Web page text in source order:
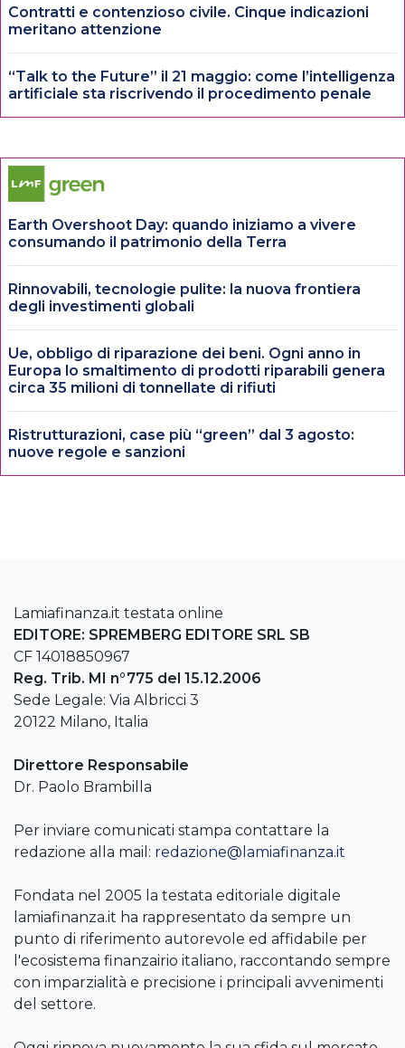
Contratti e contenzioso civile. Cinque indicazioni
meritano attenzione
“Talk to the Future” il 21 maggio: come l’intelligenza
artificiale sta riscrivendo il procedimento penale
Earth Overshoot Day: quando iniziamo a vivere
consumando il patrimonio della Terra
Rinnovabili, tecnologie pulite: la nuova frontiera
degli investimenti globali
Ue, obbligo di riparazione dei beni. Ogni anno in
Europa lo smaltimento di prodotti riparabili genera
circa 35 milioni di tonnellate di rifiuti
Ristrutturazioni, case più “green” dal 3 agosto:
nuove regole e sanzioni
Lamiafinanza.it testata online
EDITORE: SPREMBERG EDITORE SRL SB
CF 14018850967
Reg. Trib. MI n°775 del 15.12.2006
Sede Legale: Via Albricci 3
20122 Milano, Italia
Direttore Responsabile
Dr. Paolo Brambilla
Per inviare comunicati stampa contattare la
redazione alla mail: redazione@lamiafinanza.it
Fondata nel 2005 la testata editoriale digitale
lamiafinanza.it ha rappresentato da sempre un
punto di riferimento autorevole ed affidabile per
l'ecosistema finanzairio italiano, raccontando sempre
con imparzialità e precisione i principali avvenimenti
del settore.